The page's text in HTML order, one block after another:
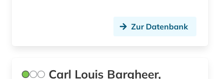
Zur Datenbank
Carl Louis Bargheer,